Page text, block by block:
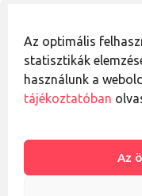
Az optimális
statisztikák
használunk a
tájékoztatóban
Az
Az oldalon található
minősülnek
helyettesítik a
kapcsolatos
tartalmak
következményekért